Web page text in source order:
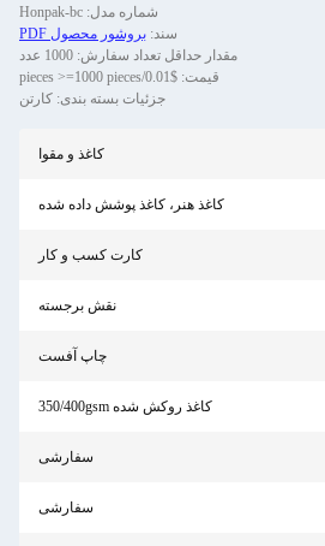
شماره مدل: Honpak-bc
سند: بروشور محصول PDF
مقدار حداقل تعداد سفارش: 1000 عدد
قیمت: $0.01/pieces >=1000 pieces
جزئیات بسته بندی: کارتن
کاغذ و مقوا
کاغذ هنر، کاغذ پوشش داده شده
کارت کسب و کار
نقش برجسته
چاپ آفست
کاغذ روکش شده 350/400gsm
سفارشی
سفارشی